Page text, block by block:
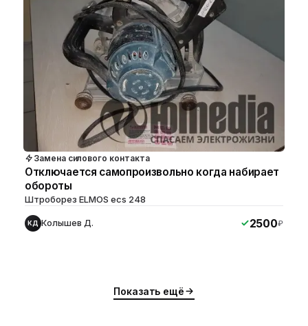
Замена силового контакта
Отключается самопроизвольно когда набирает
обороты
Штроборез ELMOS ecs 248
КД Колышев Д. 2500₽
Показать ещё